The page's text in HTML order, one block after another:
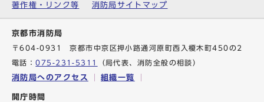
著作権・リンク等 消防局サイトマップ
京都市消防局
〒604-0931 京都市中京区押小路通河原町西入榎木町450の2
電話：075-231-5311 （局代表、消防全般の相談）
消防局へのアクセス 組織一覧
開庁時間